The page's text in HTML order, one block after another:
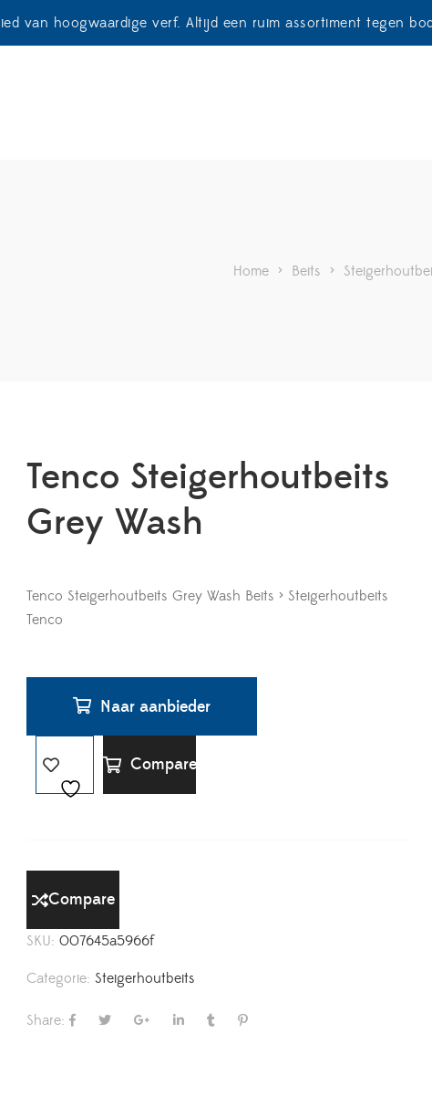
van hoogwaardige verf. Altijd een ruim assortiment tegen
Home > Beits >
Tenco Steigerhoutbeits
Grey Wash
Tenco Steigerhoutbeits Grey Wash Beits > Steigerhoutbeits
Tenco
Naar aanbieder
Compare
Compare
SKU:007645a5966f
Categorie:Steigerhoutbeits
Share: